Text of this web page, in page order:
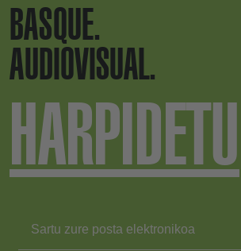
BASQUE.
AUDIOVISUAL.
HARPIDETU